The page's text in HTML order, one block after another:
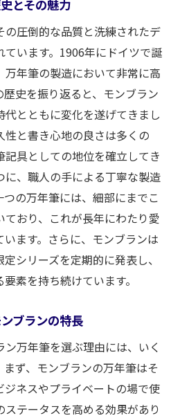
品の評価ポイントとは
ンブランの中古市場動向
の購入者が求める魅力
岡市のモンブラン万年筆事
ブラン万年筆買取の現状
するための査定のポイント
門店の選び方
筆の希少価値と市場価格
ブラン買取の成功事例
にするモンブランの保管方
筆の状況を踏まえた買取ポ
者が重視するモンブラン査
とその魅力
の圧倒的な品質と洗練されたデ
います。1906年にドイツで誕
年筆の製造において非常に高
史を振り返ると、モンブラン
とともに変化を遂げてきまし
性と書き心地の良さは多くの
具としての地位を確立してき
に、職人の手による丁寧な製造
の万年筆には、細部にまでこ
おり、これが長年にわたり愛
ます。さらに、モンブランは
シリーズを定期的に発表し、
素を持ち続けています。
ブランの特長
万年筆を選ぶ理由には、いく
ず、モンブランの万年筆はそ
ネスやプライベートの場で使
テータスを高める効果があり